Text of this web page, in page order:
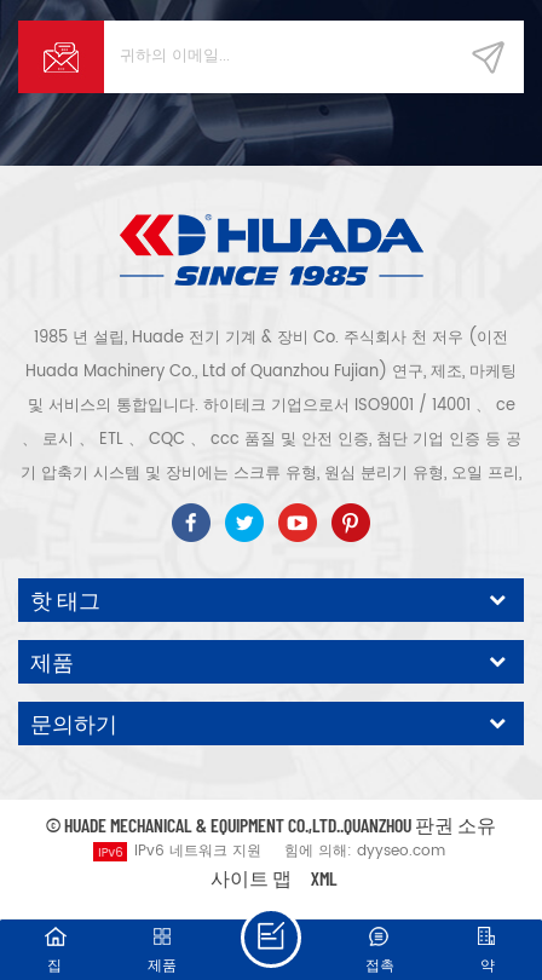
1985 년 설립, Huade 전기 기계 & 장비 Co. 주식회사 천 저우 (이전
Huada Machinery Co., Ltd of Quanzhou Fujian) 연구, 제조, 마케팅
및 서비스의 통합입니다. 하이테크 기업으로서 ISO9001 / 14001 、 ce
、 로시 、 ETL 、 CQC 、 ccc 품질 및 안전 인증, 첨단 기업 인증 등 공
기 압축기 시스템 및 장비에는 스크류 유형, 원심 분리기 유형, 오일 프리,
스크롤 유형, 피스톤 유형, 건조기, 필터, 배수기, 완전한 공기 압축기 생산
라인 등이 포함됩니다. 보다 300 가지 유형의 공기 압축기 산업 전문가
우리 회사는 보다 30 년 경력 from 압력 용기, 전기 모터, 정밀 부품 가공
및 장비에 대한 최고의 부품 주조 조립. 또한 우리 회사는 영구 자석 서보
모터의 자체 핵심 프로세스를 개발하고 관련 기술 특허를 획득하여 국가
에너지 절약 및 환경 보호 기술 발전에 기여했습니다. 우리 자신의 브랜
드 공기 압축기를 기대하십시오, ODM / OEM 수락입니다.
핫 태그
제품
문의하기
© HUADE MECHANICAL & EQUIPMENT CO.,LTD..QUANZHOU 판권 소유
IPv6 네트워크 지원
힘에 의해: dyyseo.com
사이트 맵
XML
집 제품 약
접촉